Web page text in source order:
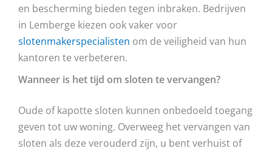
en bescherming bieden tegen inbraken. Bedrijven
in Lemberge kiezen ook vaker voor
slotenmakerspecialisten om de veiligheid van hun
kantoren te verbeteren.
Wanneer is het tijd om sloten te vervangen?
Oude of kapotte sloten kunnen onbedoeld toegang
geven tot uw woning. Overweeg het vervangen van
sloten als deze verouderd zijn, u bent verhuist of